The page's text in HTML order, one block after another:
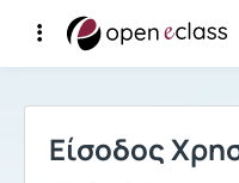
Σύνδεση
Είσοδος